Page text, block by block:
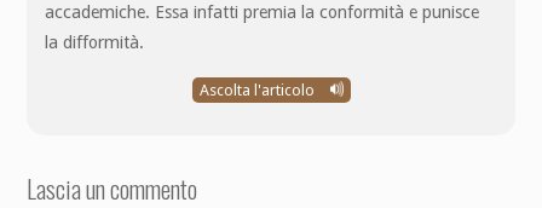
accademiche. Essa infatti premia la conformità e punisce
la difformità.
Ascolta l'articolo
Lascia un commento